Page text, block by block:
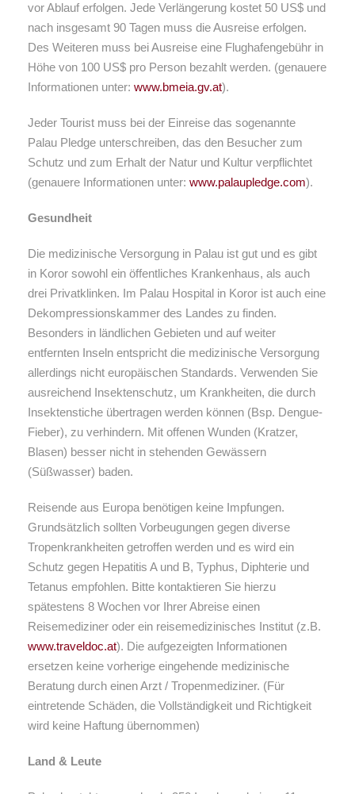
vor Ablauf erfolgen. Jede Verlängerung kostet 50 US$ und
nach insgesamt 90 Tagen muss die Ausreise erfolgen.
Des Weiteren muss bei Ausreise eine Flughafengebühr in
Höhe von 100 US$ pro Person bezahlt werden. (genauere
Informationen unter: www.bmeia.gv.at).
Jeder Tourist muss bei der Einreise das sogenannte
Palau Pledge unterschreiben, das den Besucher zum
Schutz und zum Erhalt der Natur und Kultur verpflichtet
(genauere Informationen unter: www.palaupledge.com).
Gesundheit
Die medizinische Versorgung in Palau ist gut und es gibt
in Koror sowohl ein öffentliches Krankenhaus, als auch
drei Privatklinken. Im Palau Hospital in Koror ist auch eine
Dekompressionskammer des Landes zu finden.
Besonders in ländlichen Gebieten und auf weiter
entfernten Inseln entspricht die medizinische Versorgung
allerdings nicht europäischen Standards. Verwenden Sie
ausreichend Insektenschutz, um Krankheiten, die durch
Insektenstiche übertragen werden können (Bsp. Dengue-
Fieber), zu verhindern. Mit offenen Wunden (Kratzer,
Blasen) besser nicht in stehenden Gewässern
(Süßwasser) baden.
Reisende aus Europa benötigen keine Impfungen.
Grundsätzlich sollten Vorbeugungen gegen diverse
Tropenkrankheiten getroffen werden und es wird ein
Schutz gegen Hepatitis A und B, Typhus, Diphterie und
Tetanus empfohlen. Bitte kontaktieren Sie hierzu
spätestens 8 Wochen vor Ihrer Abreise einen
Reisemediziner oder ein reisemedizinisches Institut (z.B.
www.traveldoc.at). Die aufgezeigten Informationen
ersetzen keine vorherige eingehende medizinische
Beratung durch einen Arzt / Tropenmediziner. (Für
eintretende Schäden, die Vollständigkeit und Richtigkeit
wird keine Haftung übernommen)
Land & Leute